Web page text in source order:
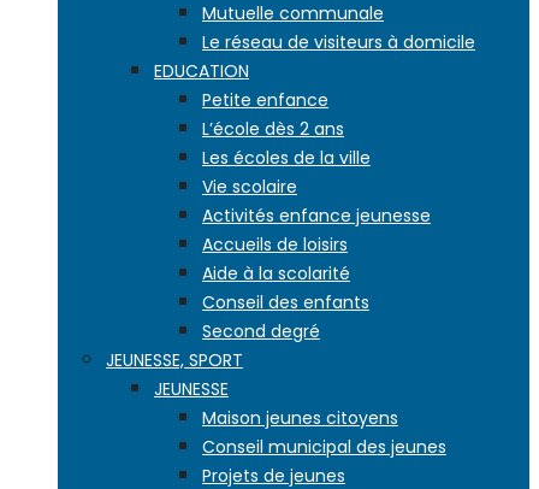
Mutuelle communale
Le réseau de visiteurs à domicile
EDUCATION
Petite enfance
L’école dès 2 ans
Les écoles de la ville
Vie scolaire
Activités enfance jeunesse
Accueils de loisirs
Aide à la scolarité
Conseil des enfants
Second degré
JEUNESSE, SPORT
JEUNESSE
Maison jeunes citoyens
Conseil municipal des jeunes
Projets de jeunes